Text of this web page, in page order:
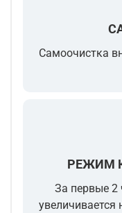
Самоочистка
РЕЖИМ
За первые 2